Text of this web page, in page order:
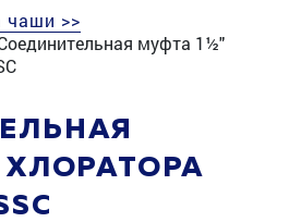
чаши >>
муфта 1½"